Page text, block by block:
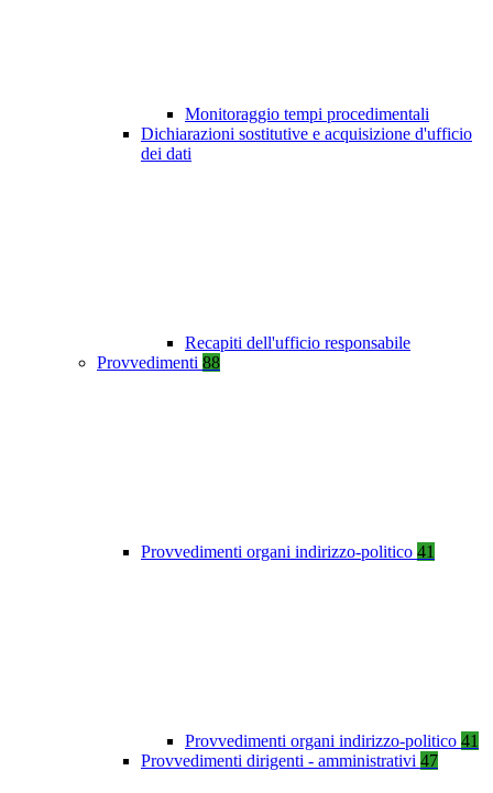
Monitoraggio tempi procedimentali
Dichiarazioni sostitutive e acquisizione d'ufficio
dei dati
Recapiti dell'ufficio responsabile
Provvedimenti 88
Provvedimenti organi indirizzo-politico 41
Provvedimenti organi indirizzo-politico 41
Provvedimenti dirigenti - amministrativi 47